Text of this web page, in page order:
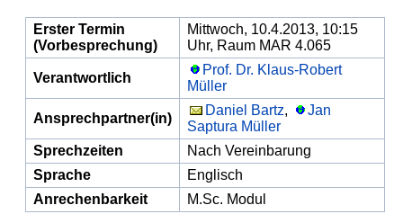
Erster Termin
(Vorbesprechung)
Mittwoch, 10.4.2013, 10:15
Uhr, Raum MAR 4.065
Verantwortlich
Prof. Dr. Klaus-Robert
Müller
Ansprechpartner(in)
Daniel Bartz,
Jan
Saptura Müller
Sprechzeiten
Nach Vereinbarung
Sprache
Englisch
Anrechenbarkeit
M.Sc. Modul